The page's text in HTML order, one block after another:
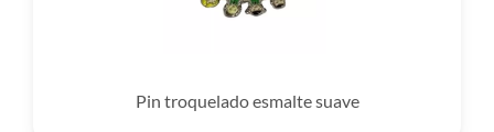
Pin troquelado esmalte suave